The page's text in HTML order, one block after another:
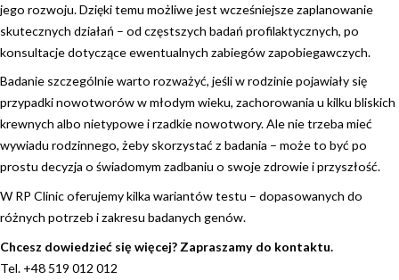
jego rozwoju. Dzięki temu możliwe jest wcześniejsze zaplanowanie
skutecznych działań – od częstszych badań profilaktycznych, po
konsultacje dotyczące ewentualnych zabiegów zapobiegawczych.
Badanie szczególnie warto rozważyć, jeśli w rodzinie pojawiały się
przypadki nowotworów w młodym wieku, zachorowania u kilku bliskich
krewnych albo nietypowe i rzadkie nowotwory. Ale nie trzeba mieć
wywiadu rodzinnego, żeby skorzystać z badania – może to być po
prostu decyzja o świadomym zadbaniu o swoje zdrowie i przyszłość.
W RP Clinic oferujemy kilka wariantów testu – dopasowanych do
różnych potrzeb i zakresu badanych genów.
Chcesz dowiedzieć się więcej? Zapraszamy do kontaktu.
Tel. +48 519 012 012